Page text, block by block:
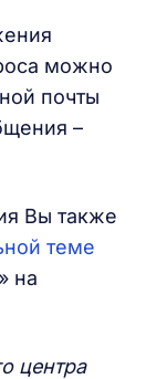
можно
почты
–
Вы также
теме
на
центра